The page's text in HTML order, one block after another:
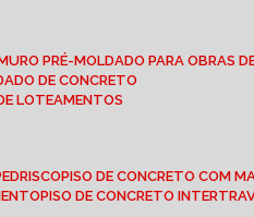
MURO PRÉ-MOLDADO PARA OBRAS
DE CONCRETO
LOTEAMENTOS
PISO DE CONCRETO COM
PISO DE CONCRETO